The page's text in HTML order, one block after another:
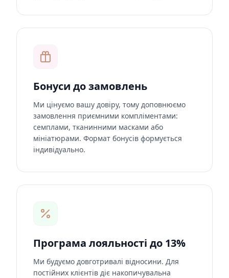
Бонуси до замовлень
Ми цінуємо вашу довіру, тому доповнюємо
замовлення приємними компліментами:
семплами, тканинними масками або
мініатюрами. Формат бонусів формується
індивідуально.
Програма лояльності до 13%
Ми будуємо довготривалі відносини. Для
постійних клієнтів діє накопичувальна